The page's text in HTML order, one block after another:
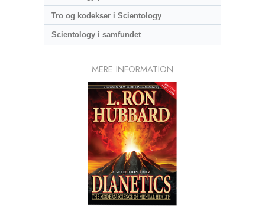
Tro og kodekser i Scientology
Scientology i samfundet
MERE INFORMATION